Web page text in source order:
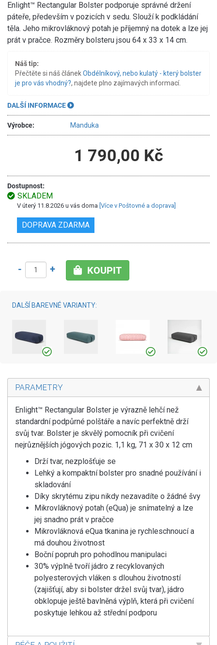
Enlight™ Rectangular Bolster podporuje správné držení
páteře, především v pozicích v sedu. Slouží k podkládání
těla. Jeho mikrovláknový potah je příjemný na dotek a lze jej
prát v pračce. Rozměry bolsteru jsou 64 x 33 x 14 cm.
Náš tip:
Přečtěte si náš článekObdélníkový, nebo kulatý - který bolster
je pro vás vhodný?, najdete plno zajímavých informací.
DALŠÍ INFORMACE
Výrobce: Manduka
1 790,00 Kč
Dostupnost:
SKLADEM
V úterý 11.8.2026 u vás doma [Více v Poštovné a doprava]
DOPRAVA ZDARMA
- + KOUPIT
DALŠÍ BAREVNÉ VARIANTY:
PARAMETRY
Enlight™ Rectangular Bolster je výrazně lehčí než
standardní podpůrné polštáře a navíc perfektně drží
svůj tvar. Bolster je skvělý pomocník při cvičení
nejrůznějších jógových pozic. 1,1 kg, 71 x 30 x 12 cm
Drží tvar, nezplošťuje se
Lehký a kompaktní bolster pro snadné používání i
skladování
Díky skrytému zipu nikdy nezavadíte o žádné švy
Mikrovláknový potah (eQua) je snímatelný a lze
jej snadno prát v pračce
Mikrovláknová eQua tkanina je rychleschnoucí a
má douhou životnost
Boční popruh pro pohodlnou manipulaci
30% výplně tvoří jádro z recyklovaných
polyesterových vláken s dlouhou životností
(zajišťují, aby si bolster držel svůj tvar), jádro
obklopuje ještě bavlněná výplň, která při cvičení
poskytuje lehkou až střední podporu